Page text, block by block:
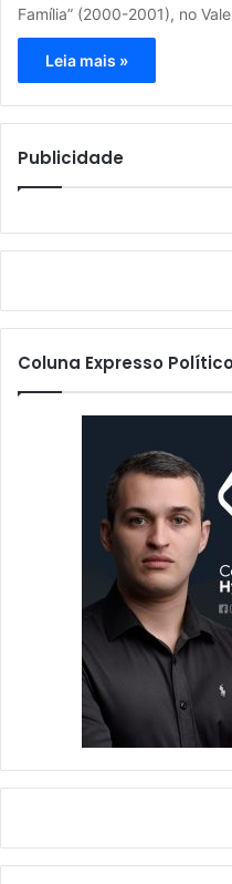
Família” (2000-2001), no
Leia mais »
Publicidade
Coluna Expresso